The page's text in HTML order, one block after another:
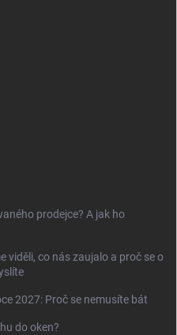
prodejce? A jak ho
viděli, co nás zaujalo a proč se o
2027: Proč se nemusíte bát
do oken?